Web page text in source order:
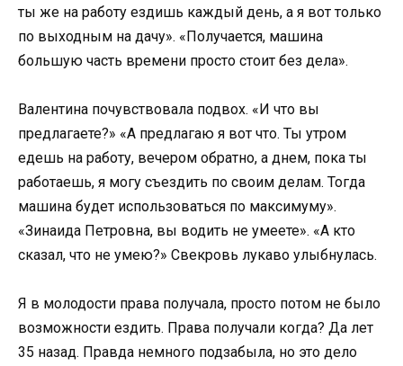
ты же на работу ездишь каждый день, а я вот только
по выходным на дачу». «Получается, машина
большую часть времени просто стоит без дела».
Валентина почувствовала подвох. «И что вы
предлагаете?» «А предлагаю я вот что. Ты утром
едешь на работу, вечером обратно, а днем, пока ты
работаешь, я могу съездить по своим делам. Тогда
машина будет использоваться по максимуму».
«Зинаида Петровна, вы водить не умеете». «А кто
сказал, что не умею?» Свекровь лукаво улыбнулась.
Я в молодости права получала, просто потом не было
возможности ездить. Права получали когда? Да лет
35 назад. Правда немного подзабыла, но это дело